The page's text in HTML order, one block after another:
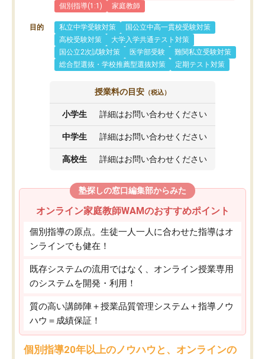
個別指導(1:1)
家庭教師
目的 私立中学受験対策
国公立中高一貫校受験対策
高校受験対策
大学入学共通テスト対策
国公立2次試験対策
医学部受験
難関私立受験対策
総合型選抜・学校推薦型選抜対策
定期テスト対策
授業料の目安 （税込）
小学生 詳細はお問い合わせください
中学生 詳細はお問い合わせください
高校生 詳細はお問い合わせください
塾探しの窓口編集部からみた
オンライン家庭教師WAMのおすすめポイント
個別指導の原点。生徒一人一人に合わせた指導はオ
ンラインでも健在！
既存システムの流用ではなく、オンライン授業専用
のシステムを開発・利用！
質の高い講師陣＋授業品質管理システム＋指導ノウ
ハウ＝成績保証！
個別指導20年以上のノウハウと、オンラインの